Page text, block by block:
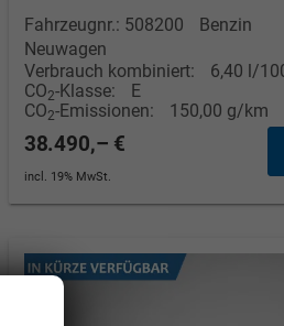
Fahrzeugnr.: 508200
Benzin
Neuwagen
Verbrauch kombiniert:
6,40 l/
CO2-Klasse:
E
CO2-Emissionen: 150,00 g/km
38.490,– €
incl. 19% MwSt.